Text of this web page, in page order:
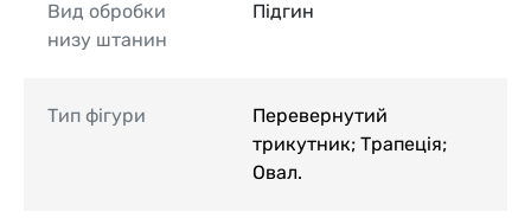
Вид обробки
низу штанин
Підгин
Тип фігури
Перевернутий
трикутник; Трапеція;
Овал.